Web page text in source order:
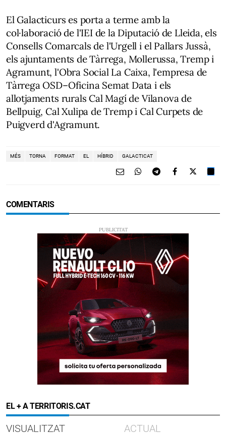
El Galacticurs es porta a terme amb la
col·laboració de l'IEI de la Diputació de Lleida, els
Consells Comarcals de l'Urgell i el Pallars Jussà,
els ajuntaments de Tàrrega, Mollerussa, Tremp i
Agramunt, l'Obra Social La Caixa, l'empresa de
Tàrrega OSD–Oficina Semat Data i els
allotjaments rurals Cal Magí de Vilanova de
Bellpuig, Cal Xulipa de Tremp i Cal Curpets de
Puigverd d'Agramunt.
MÉS TORNA FORMAT EL HÍBRID GALACTICAT
COMENTARIS
EL + A TERRITORIS.CAT
VISUALITZAT ACTUAL